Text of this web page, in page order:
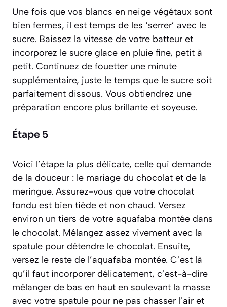
Une fois que vos blancs en neige végétaux sont
bien fermes, il est temps de les ‘serrer’ avec le
sucre. Baissez la vitesse de votre batteur et
incorporez le sucre glace en pluie fine, petit à
petit. Continuez de fouetter une minute
supplémentaire, juste le temps que le sucre soit
parfaitement dissous. Vous obtiendrez une
préparation encore plus brillante et soyeuse.
Étape 5
Voici l’étape la plus délicate, celle qui demande
de la douceur : le mariage du chocolat et de la
meringue. Assurez-vous que votre chocolat
fondu est bien tiède et non chaud. Versez
environ un tiers de votre aquafaba montée dans
le chocolat. Mélangez assez vivement avec la
spatule pour détendre le chocolat. Ensuite,
versez le reste de l’aquafaba montée. C’est là
qu’il faut incorporer délicatement, c’est-à-dire
mélanger de bas en haut en soulevant la masse
avec votre spatule pour ne pas chasser l’air et